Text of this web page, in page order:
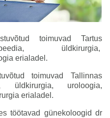
toimuvad Tartus
üldkirurgia,
erialadel.
toimuvad Tallinnas
üldkirurgia, uroloogia,
erialadel.
töötavad günekoloogid dr